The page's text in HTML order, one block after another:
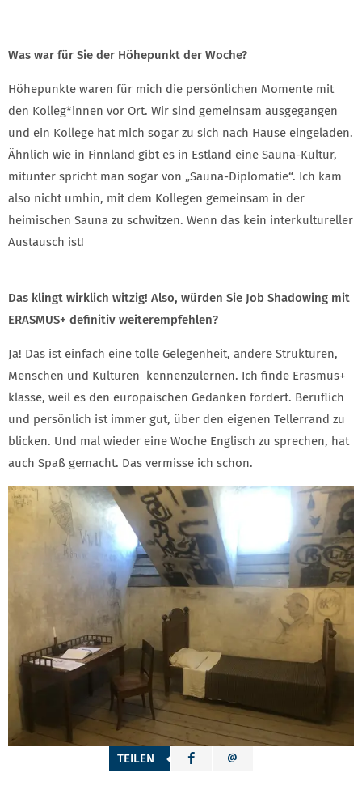
Was war für Sie der Höhepunkt der Woche?
Höhepunkte waren für mich die persönlichen Momente mit
den Kolleg*innen vor Ort. Wir sind gemeinsam ausgegangen
und ein Kollege hat mich sogar zu sich nach Hause eingeladen.
Ähnlich wie in Finnland gibt es in Estland eine Sauna-Kultur,
mitunter spricht man sogar von „Sauna-Diplomatie“. Ich kam
also nicht umhin, mit dem Kollegen gemeinsam in der
heimischen Sauna zu schwitzen. Wenn das kein interkultureller
Austausch ist!
Das klingt wirklich witzig! Also, würden Sie Job Shadowing mit
ERASMUS+ definitiv weiterempfehlen?
Ja! Das ist einfach eine tolle Gelegenheit, andere Strukturen,
Menschen und Kulturen kennenzulernen. Ich finde Erasmus+
klasse, weil es den europäischen Gedanken fördert. Beruflich
und persönlich ist immer gut, über den eigenen Tellerrand zu
blicken. Und mal wieder eine Woche Englisch zu sprechen, hat
auch Spaß gemacht. Das vermisse ich schon.
TEILEN